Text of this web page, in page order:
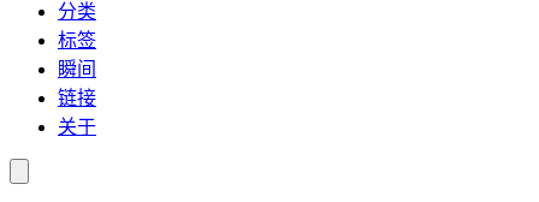
分类
标签
瞬间
链接
关于